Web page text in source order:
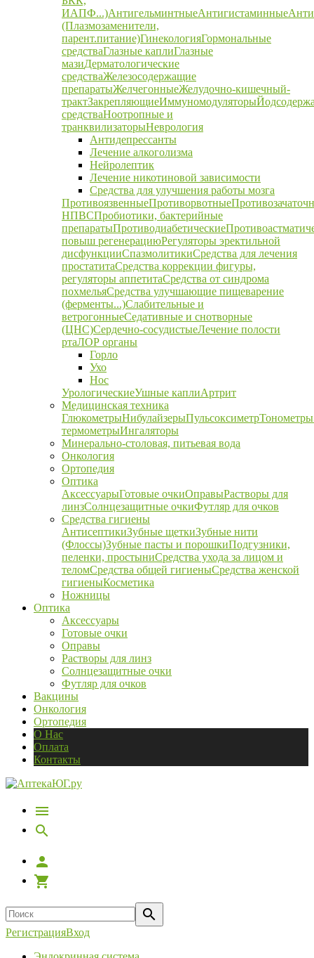
ИАПФ...)АнтигельминтныеАнтигистаминные
(Плазмозаменители,
парент.питание)ГинекологияГормональные
средстваГлазные каплиГлазные
мазиДерматологические
средстваЖелезосодержащие
препаратыЖелчегонныеЖелудочно-кишечный-
трактЗакрепляющиеИммуномодуляторы
средстваНоотропные и
транквилизаторыНеврология
Антидепрессанты
Лечение алкоголизма
Нейролептик
Лечение никотиновой зависимости
Средства для улучшения работы мозга
ПротивоязвенныеПротиворвотные
НПВСПробиотики, бактерийные
препаратыПротиводиабетические
повыш регенерациюРегуляторы эректильной
дисфункцииСпазмолитикиСредства для лечения
простатитаСредства коррекции фигуры,
регуляторы аппетитаСредства от синдрома
похмельяСредства улучшающие пищеварение
(ферменты...)Слабительные и
ветрогонныеСедативные и снотворные
(ЦНС)Сердечно-сосудистыеЛечение полости
ртаЛОР органы
Горло
Ухо
Нос
УрологическиеУшные каплиАртрит
Медицинская техника
ГлюкометрыНибулайзерыПульсоксиметрТонометры
термометрыИнгаляторы
Минерально-столовая, питьевая вода
Онкология
Ортопедия
Оптика
АксессуарыГотовые очкиОправыРастворы для
линзСолнцезащитные очкиФутляр для очков
Средства гигиены
АнтисептикиЗубные щеткиЗубные нити
(Флоссы)Зубные пасты и порошкиПодгузники,
пеленки, простыниСредства ухода за лицом и
теломСредства общей гигиеныСредства женской
гигиеныКосметика
Ножницы
Оптика
Аксессуары
Готовые очки
Оправы
Растворы для линз
Солнцезащитные очки
Футляр для очков
Вакцины
Онкология
Ортопедия
О Нас
Оплата
Контакты
РегистрацияВход